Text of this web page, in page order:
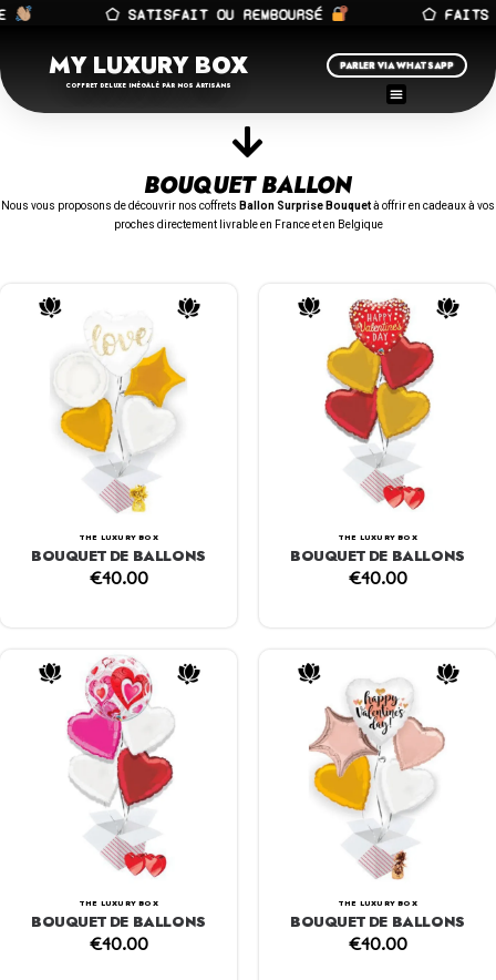
⬠ SATISFAIT OU REMBOURSÉ ⬠ FAITS
MY LUXURY BOX
COFFRET DELUXE INÉGALÉ PAR NOS ARTISANS
PARLER VIA WHATSAPP
BOUQUET BALLON
Nous vous proposons de découvrir nos coffrets Ballon Surprise Bouquetà offrir en cadeaux à vos
proches directement livrable en France et en Belgique
THE LUXURY BOX
BOUQUET DE BALLONS
€40.00
THE LUXURY BOX
BOUQUET DE BALLONS
€40.00
THE LUXURY BOX
BOUQUET DE BALLONS
€40.00
THE LUXURY BOX
BOUQUET DE BALLONS
€40.00